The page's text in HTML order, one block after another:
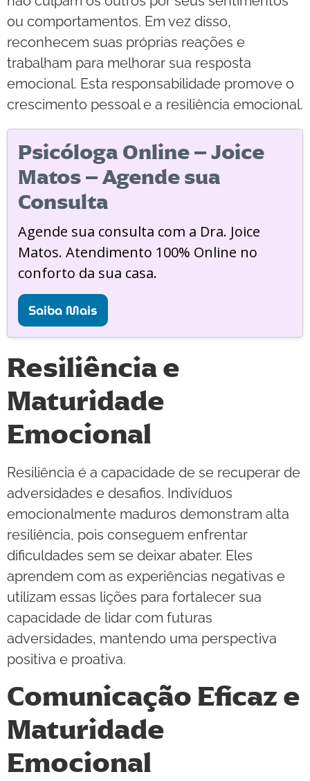
ou comportamentos. Em vez disso,
reconhecem suas próprias reações e
trabalham para melhorar sua resposta
emocional. Esta responsabilidade promove o
crescimento pessoal e a resiliência emocional.
Psicóloga Online – Joice
Matos – Agende sua
Consulta
Agende sua consulta com a Dra. Joice
Matos. Atendimento 100% Online no
conforto da sua casa.
Saiba Mais
Resiliência e
Maturidade
Emocional
Resiliência é a capacidade de se recuperar de
adversidades e desafios. Indivíduos
emocionalmente maduros demonstram alta
resiliência, pois conseguem enfrentar
dificuldades sem se deixar abater. Eles
aprendem com as experiências negativas e
utilizam essas lições para fortalecer sua
capacidade de lidar com futuras
adversidades, mantendo uma perspectiva
positiva e proativa.
Comunicação Eficaz e
Maturidade
Emocional